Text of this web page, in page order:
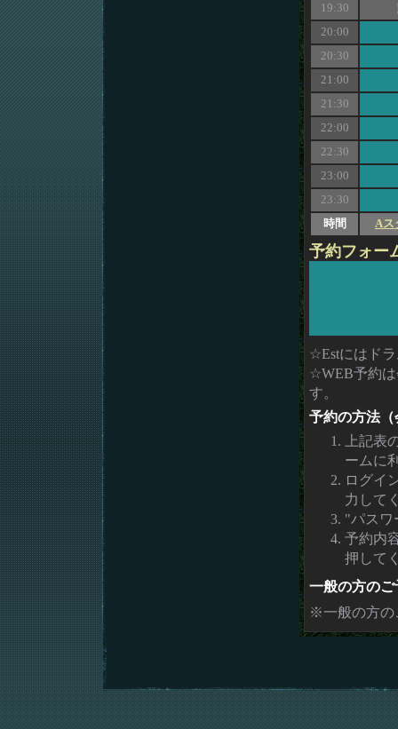
19:30
20:00
20:30
21:00
21:30
22:00
22:30
23:00
23:30
時間
Aス
予約フォー
☆Estにはド
☆WEB予約
す。
予約の方法
上記表
ームに
ログイ
力して
"パスワ
予約内
押して
一般の方のご
※一般の方の